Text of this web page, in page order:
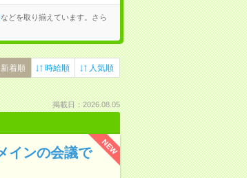
などを取り揃えています。さら
新着順 時給順 人気順
掲載日：2026.08.05
NEW
インの会議で